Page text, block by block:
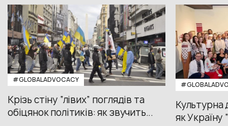
#GLOBALADVOCACY
Крізь стіну “лівих” поглядів та
обіцянок політиків: як звучить...
Культурна
як